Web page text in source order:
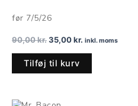
før 7/5/26
90,00kr.35,00kr. inkl. moms
Tilføj til kurv